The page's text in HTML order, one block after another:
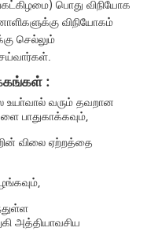
பொது விநியோக
விநியோகம்
செல்லும்
:
உயா்வால் வரும் தவறான
பாதுகாக்கவும்,
விலை ஏற்றத்தை
அத்தியாவசிய